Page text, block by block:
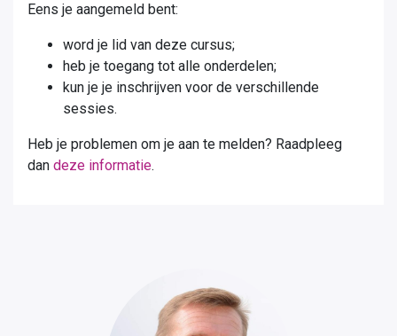
Eens je aangemeld bent:
word je lid van deze cursus;
heb je toegang tot alle onderdelen;
kun je je inschrijven voor de verschillende
sessies.
Heb je problemen om je aan te melden? Raadpleeg
dan deze informatie.